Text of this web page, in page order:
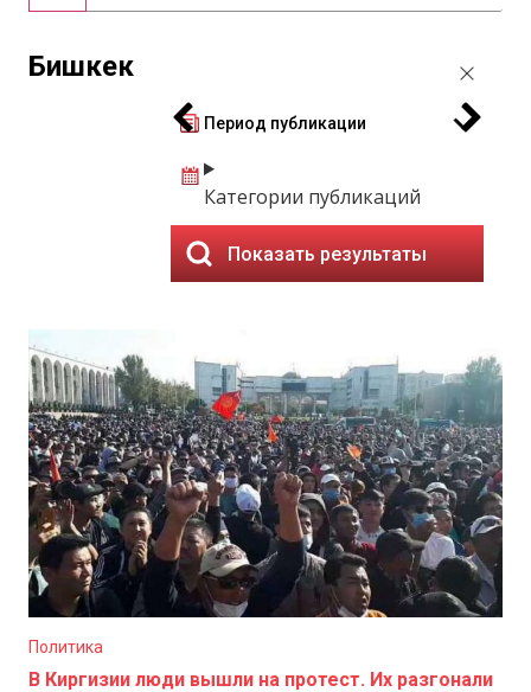
Бишкек
Период публикации
Категории публикаций
Показать результаты
Политика
В Киргизии люди вышли на протест. Их разгонали